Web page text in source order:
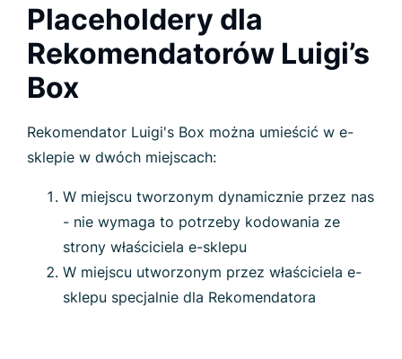
Placeholdery dla
Rekomendatorów Luigi’s
Box
Rekomendator Luigi's Box można umieścić w e-
sklepie w dwóch miejscach:
W miejscu tworzonym dynamicznie przez nas
- nie wymaga to potrzeby kodowania ze
strony właściciela e-sklepu
W miejscu utworzonym przez właściciela e-
sklepu specjalnie dla Rekomendatora